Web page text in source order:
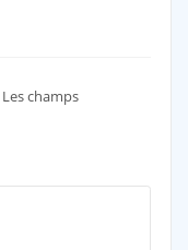
Les champs